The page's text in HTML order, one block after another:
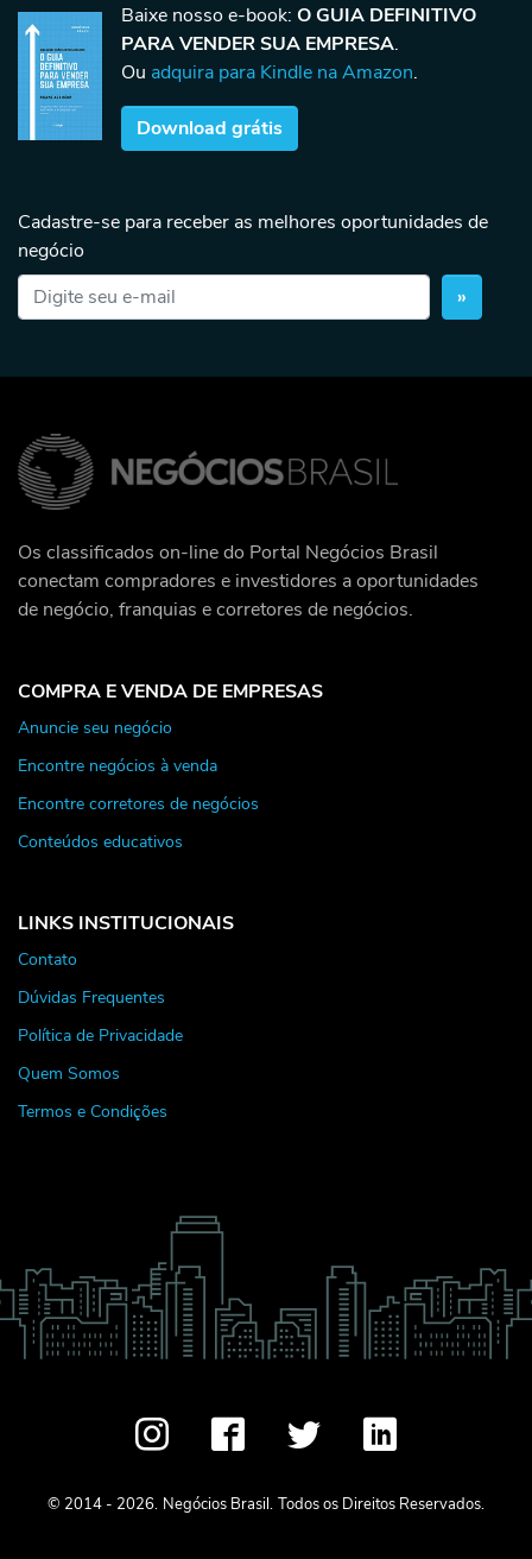
Baixe nosso e-book: O GUIA DEFINITIVO
PARA VENDER SUA EMPRESA.
Ou adquira para Kindle na Amazon.
Download grátis
Cadastre-se para receber as melhores oportunidades de
negócio
»
Os classificados on-line do Portal Negócios Brasil
conectam compradores e investidores a oportunidades
de negócio, franquias e corretores de negócios.
COMPRA E VENDA DE EMPRESAS
Anuncie seu negócio
Encontre negócios à venda
Encontre corretores de negócios
Conteúdos educativos
LINKS INSTITUCIONAIS
Contato
Dúvidas Frequentes
Política de Privacidade
Quem Somos
Termos e Condições
© 2014 - 2026. Negócios Brasil. Todos os Direitos Reservados.